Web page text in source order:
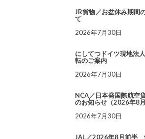
JR貨物／お盆休み期間
て
2026年7月30日
にしてつドイツ現地法
転のご案内
2026年7月30日
NCA／日本発国際航空
のお知らせ（2026年8
2026年7月30日
JAL／2026年8月前半